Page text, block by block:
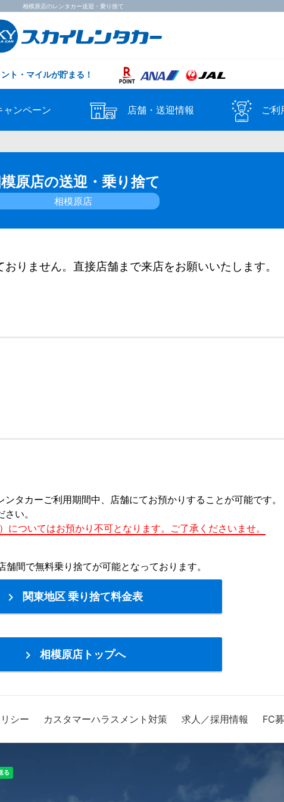
相模原店のレンタカー送迎・乗り捨て
ト・マイルが貯まる！
ャンペーン 店舗・送迎情報 ご利
原店の送迎・乗り捨て
相模原店
りません。直接店舗まで来店をお願いいたします。
タカーご利用期間中、店舗にてお預かりすることが可能です。
い。
ついてはお預かり不可となります。ご了承くださいませ。
舗間で無料乗り捨てが可能となっております。
 関東地区 乗り捨て料金表
 相模原店トップへ
シー カスタマーハラスメント対策 求人／採用情報 FC